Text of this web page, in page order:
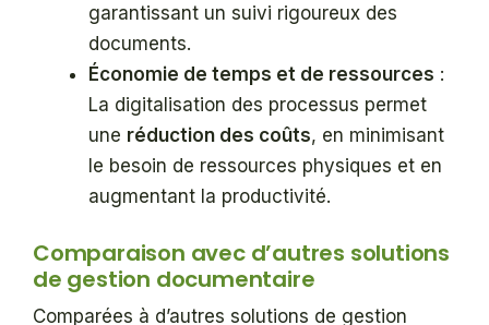
garantissant un suivi rigoureux des
documents.
Économie de temps et de ressources :
La digitalisation des processus permet
une réduction des coûts, en minimisant
le besoin de ressources physiques et en
augmentant la productivité.
Comparaison avec d’autres solutions
de gestion documentaire
Comparées à d’autres solutions de gestion